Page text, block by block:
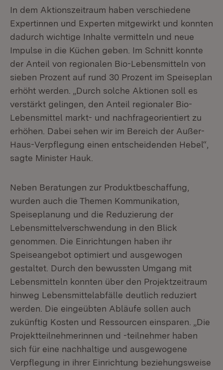
In dem Aktionszeitraum haben verschiedene
Expertinnen und Experten mitgewirkt und konnten
dadurch wichtige Inhalte vermitteln und neue
Impulse in die Küchen geben. Im Schnitt konnte
der Anteil von regionalen Bio-Lebensmitteln von
sieben Prozent auf rund 30 Prozent im Speiseplan
erhöht werden. „Durch solche Aktionen soll es
verstärkt gelingen, den Anteil regionaler Bio-
Lebensmittel markt- und nachfrageorientiert zu
erhöhen. Dabei sehen wir im Bereich der Außer-
Haus-Verpflegung einen entscheidenden Hebel“,
sagte Minister Hauk.
Neben Beratungen zur Produktbeschaffung,
wurden auch die Themen Kommunikation,
Speiseplanung und die Reduzierung der
Lebensmittelverschwendung in den Blick
genommen. Die Einrichtungen haben ihr
Speiseangebot optimiert und ausgewogen
gestaltet. Durch den bewussten Umgang mit
Lebensmitteln konnten über den Projektzeitraum
hinweg Lebensmittelabfälle deutlich reduziert
werden. Die eingeübten Abläufe sollen auch
zukünftig Kosten und Ressourcen einsparen. „Die
Projektteilnehmerinnen und -teilnehmer haben
sich für eine nachhaltige und ausgewogene
Verpflegung in ihrer Einrichtung beziehungsweise